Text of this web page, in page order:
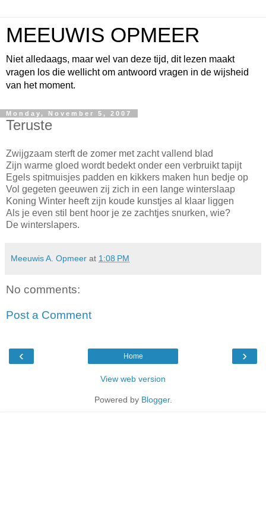
MEEUWIS OPMEER
Niet alledaags, maar wel van deze tijd, dit lezen maakt
vragen los die wellicht om antwoord vragen in de wijsheid
van het moment.
Monday, November 5, 2007
Teruste
Zwijgzaam sterft de zomer met zacht vallend blad
Zijn warme gloed wordt bedekt onder een verbruikt tapijt
Egels spitmuisjes padden en kikkers maken hun bedje op
Vol gegeten geeuwen zij zich in een lange winterslaap
Koning Winter heeft zijn koude kunstjes al klaar liggen
Als je even stil bent hoor je ze zachtjes snurken, wie?
De winterslapers.
Meeuwis A. Opmeer at 1:08 PM
No comments:
Post a Comment
‹ ›
Home
View web version
Powered by Blogger.